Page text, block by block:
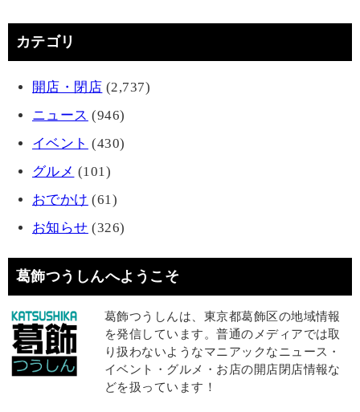
カテゴリ
開店・閉店 (2,737)
ニュース (946)
イベント (430)
グルメ (101)
おでかけ (61)
お知らせ (326)
葛飾つうしんへようこそ
葛飾つうしんは、東京都葛飾区の地域情報
を発信しています。普通のメディアでは取
り扱わないようなマニアックなニュース・
イベント・グルメ・お店の開店閉店情報な
どを扱っています！